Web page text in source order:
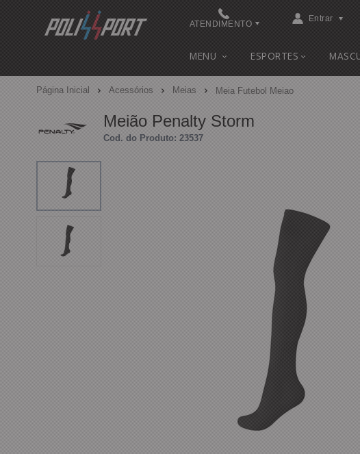
ATENDIMENTO
(48) 3622-0041
(48) 3622-0041
contato@polissport.com.br
Entrar
MENU ESPORTES
Página Inicial Acessórios Meias Meia Futebol Meiao
Meião Penalty Storm
Cod. do Produto: 23537